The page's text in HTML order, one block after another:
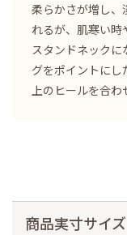
柔らかさが増し、
れるが、肌寒い時
スタンドネックに
グをポイントに
上のヒールを合わ
商品実寸サイズ